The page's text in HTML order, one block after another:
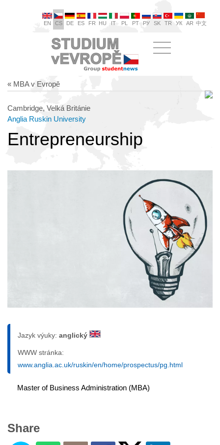
EN CS DE ES FR HU IT PL PT РУ SK TR УК AR 中文
« MBA v Evropě
Cambridge, Velká Británie
Anglia Ruskin University
Entrepreneurship
Jazyk výuky: anglický
WWW stránka:
www.anglia.ac.uk/ruskin/en/home/prospectus/pg.html
Master of Business Administration (MBA)
Share